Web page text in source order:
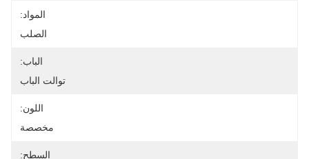
المواد:
الصلب
الباب:
توالت الباب
اللون:
مخصصة
السطح: